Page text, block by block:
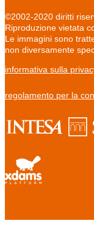
©2002-2020 diritti
Riproduzione vietata
Le immagini sono
non diversamente
informativa sulla
regolamento per la